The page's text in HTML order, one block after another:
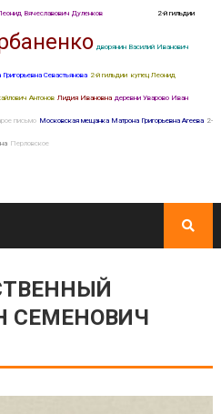
Вячеславович Дуленков 2-й гильдии
дворянин Василий Иванович
Севастьянова 2-й гильдии купец Леонид
Антонов Лидия Ивановна деревни Уварово Иван
письмо Московская мещанка Матрона Григорьевна Агеева 2-
Перловское
СЕМЕНОВИЧ